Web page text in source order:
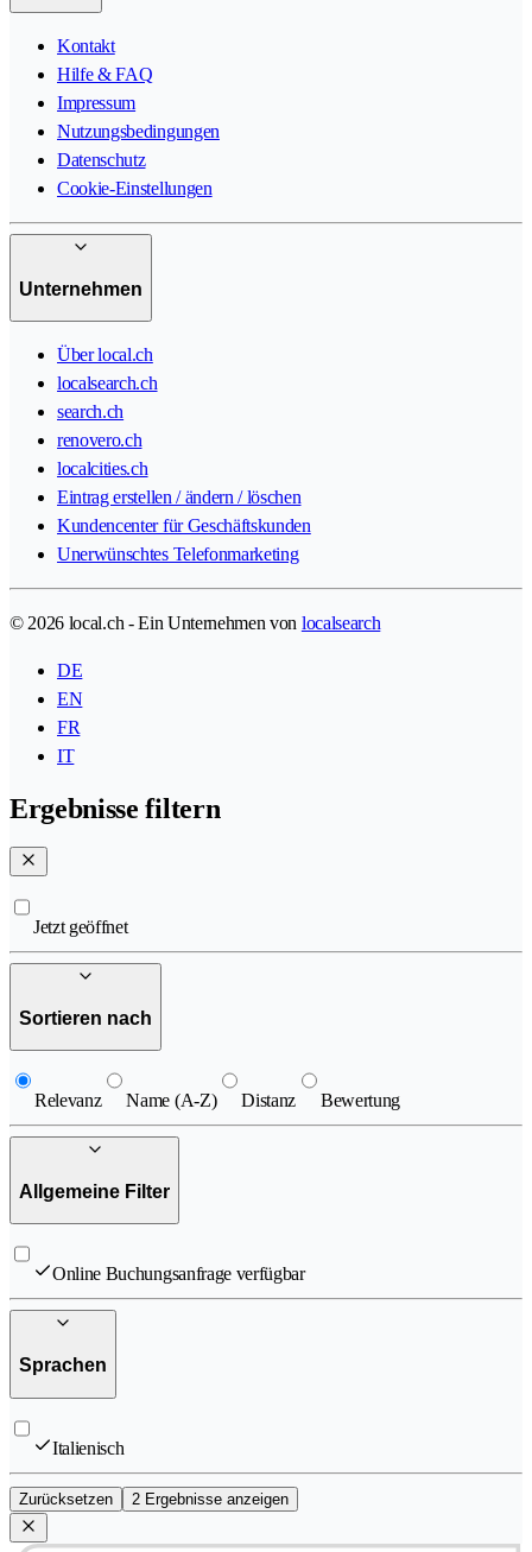
Kontakt
Hilfe & FAQ
Impressum
Nutzungsbedingungen
Datenschutz
Cookie-Einstellungen
Unternehmen
Über local.ch
localsearch.ch
search.ch
renovero.ch
localcities.ch
Eintrag erstellen / ändern / löschen
Kundencenter für Geschäftskunden
Unerwünschtes Telefonmarketing
© 2026 local.ch - Ein Unternehmen von localsearch
DE
EN
FR
IT
Ergebnisse filtern
Jetzt geöffnet
Sortieren nach
Relevanz Name (A-Z) Distanz Bewertung
Allgemeine Filter
Online Buchungsanfrage verfügbar
Sprachen
Italienisch
Zurücksetzen 2 Ergebnisse anzeigen